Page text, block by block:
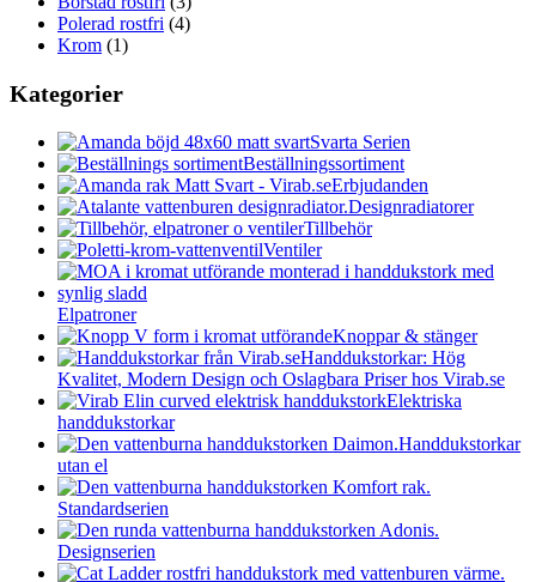
Polerad rostfri (4)
Krom (1)
Kategorier
Svarta Serien
Beställningssortiment
Erbjudanden
Designradiatorer
Tillbehör
Ventiler
Elpatroner
Knoppar & stänger
Handdukstorkar: Hög
Kvalitet, Modern Design och Oslagbara Priser hos Virab.se
Elektriska
handdukstorkar
Handdukstorkar
utan el
Standardserien
Designserien